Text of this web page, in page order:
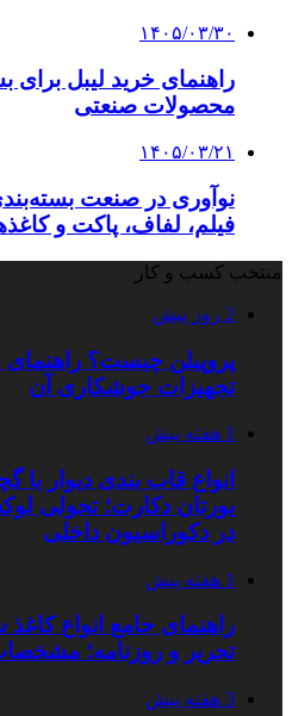
۱۴۰۵/۰۳/۳۰
راهنمای خرید لیبل برای
محصولات صنعتی
۱۴۰۵/۰۳/۲۱
نوآوری در صنعت
فیلم، لفاف، پاکت و
منتخب کسب و کار
2 روز پیش
پروپیلن چیست؟ راهنمای
تجهیزات جوشکاری آن
1 هفته پیش
انواع قاب بندی دیوار
یورتان دکارت؛ تحولی
در دکوراسیون داخلی
1 هفته پیش
راهنمای جامع انواع کاغذ
تحریر و روزنامه؛
3 هفته پیش